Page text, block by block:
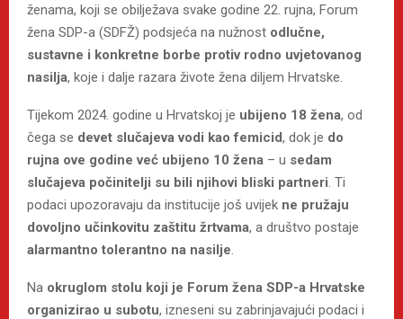
ženama, koji se obilježava svake godine 22. rujna, Forum
žena SDP-a (SDFŽ) podsjeća na nužnost odlučne,
sustavne i konkretne borbe protiv rodno uvjetovanog
nasilja, koje i dalje razara živote žena diljem Hrvatske.
Tijekom 2024. godine u Hrvatskoj je ubijeno 18 žena, od
čega se devet slučajeva vodi kao femicid, dok je do
rujna ove godine već ubijeno 10 žena – u sedam
slučajeva počinitelji su bili njihovi bliski partneri. Ti
podaci upozoravaju da institucije još uvijek ne pružaju
dovoljno učinkovitu zaštitu žrtvama, a društvo postaje
alarmantno tolerantno na nasilje.
Na okruglom stolu koji je Forum žena SDP-a Hrvatske
organizirao u subotu, izneseni su zabrinjavajući podaci i